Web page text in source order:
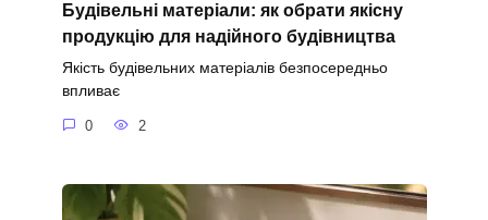
Будівельні матеріали: як обрати якісну
продукцію для надійного будівництва
Якість будівельних матеріалів безпосередньо
впливає
0 2